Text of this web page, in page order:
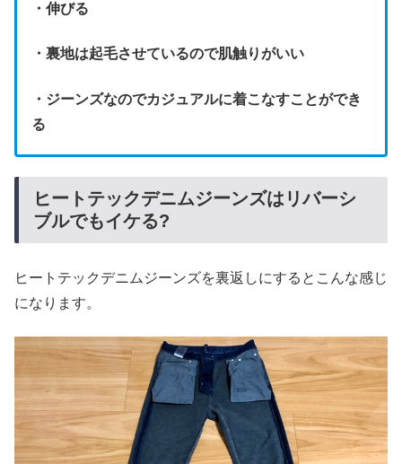
・伸びる
・裏地は起毛させているので肌触りがいい
・ジーンズなのでカジュアルに着こなすことができ
る
ヒートテックデニムジーンズはリバーシ
ブルでもイケる?
ヒートテックデニムジーンズを裏返しにするとこんな感じ
になります。